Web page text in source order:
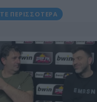
ΠΕΡΙΣΣΌΤΕΡΑ